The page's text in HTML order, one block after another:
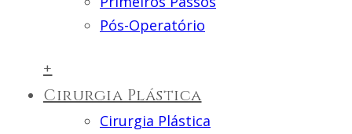
Pós-Operatório
+
Cirurgia Plástica
Cirurgia Plástica